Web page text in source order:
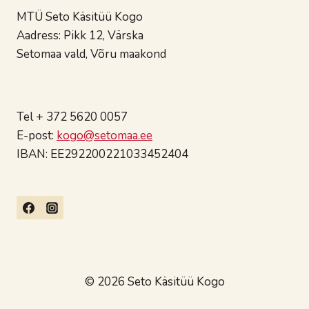
MTÜ Seto Käsitüü Kogo
Aadress: Pikk 12, Värska
Setomaa vald, Võru maakond
Tel + 372 5620 0057
E-post: kogo@setomaa.ee
IBAN: EE292200221033452404
© 2026 Seto Käsitüü Kogo